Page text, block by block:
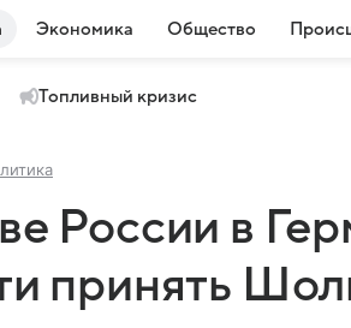
Экономика Общество
Топливный кризис
России в
принять